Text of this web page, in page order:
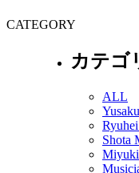
CATEGORY
カテゴ
ALL
Shota
Miyuki